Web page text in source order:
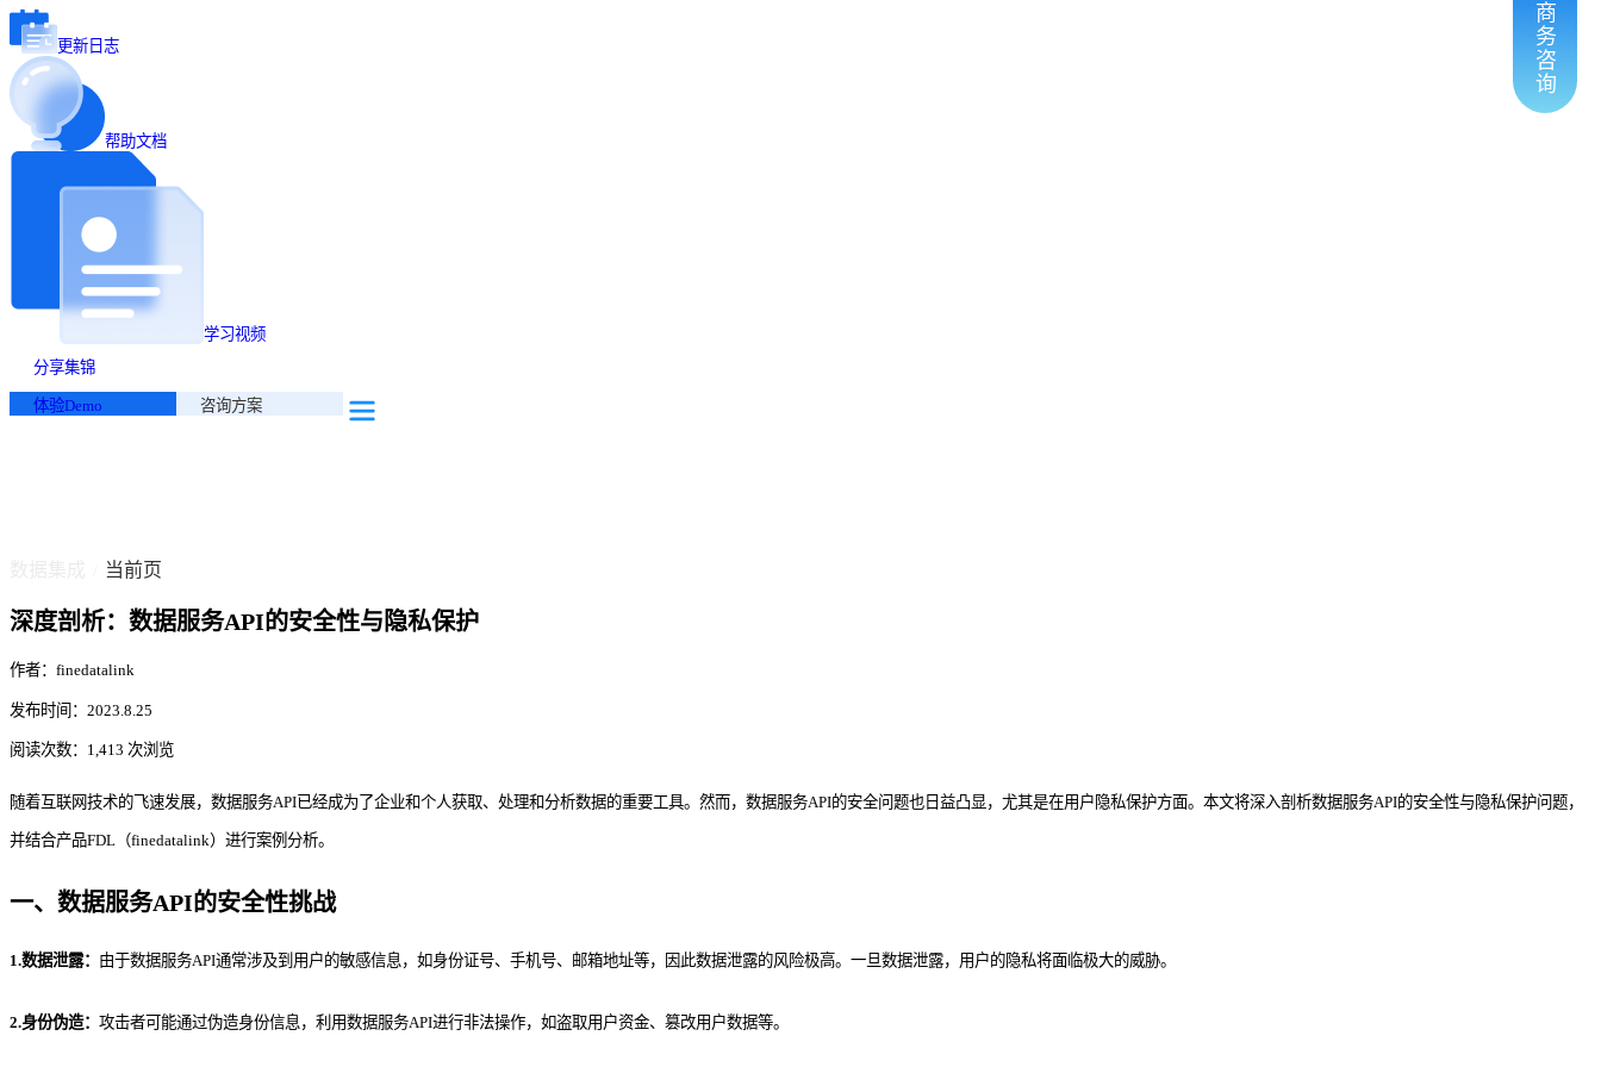
更新日志
帮助文档
学习视频
分享集锦
体验Demo 咨询方案
当前页
深度剖析：数据服务API的安全性与隐私保护
作者：finedatalink
发布时间：2023.8.25
阅读次数：1,413 次浏览
随着互联网技术的飞速发展，数据服务API已经成为了企业和个人获取、处理和分析数据的重要工具。然而，数据服务API的安全问题也日益凸显，尤其是在用户隐私保护方面。本文将深入剖析数据服务API的安全性与隐私保护问题，
并结合产品FDL（finedatalink）进行案例分析。
一、数据服务API的安全性挑战
1.数据泄露： 由于数据服务API通常涉及到用户的敏感信息，如身份证号、手机号、邮箱地址等，因此数据泄露的风险极高。一旦数据泄露，用户的隐私将面临极大的威胁。
2.身份伪造： 攻击者可能通过伪造身份信息，利用数据服务API进行非法操作，如盗取用户资金、篡改用户数据等。
商
务
咨
询